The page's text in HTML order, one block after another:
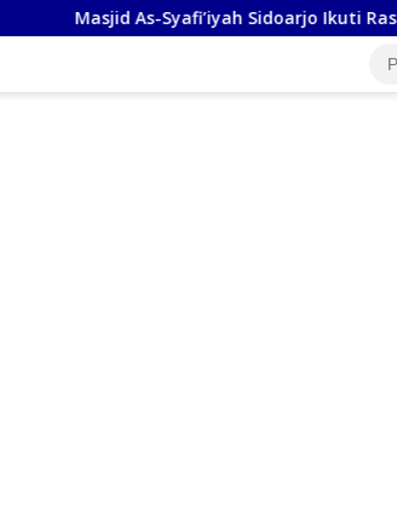
Sidoarjo Ikuti Rashdul Kiblat